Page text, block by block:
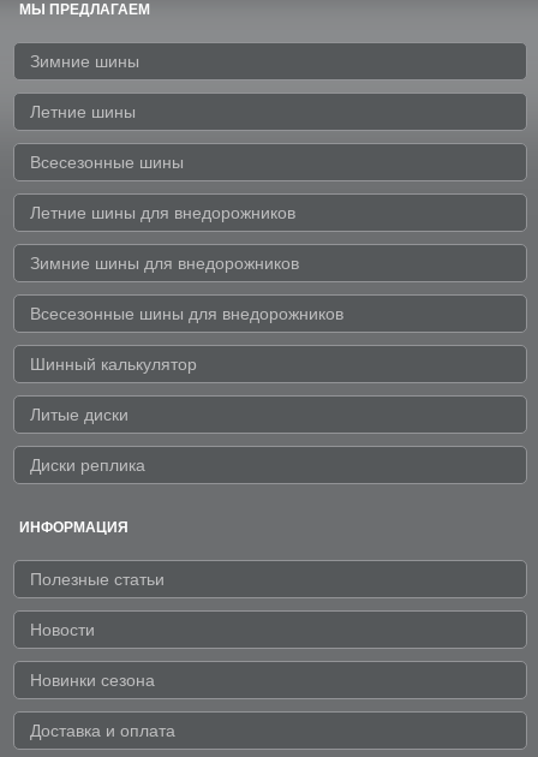
МЫ ПРЕДЛАГАЕМ
Зимние шины
Летние шины
Всесезонные шины
Летние шины для внедорожников
Зимние шины для внедорожников
Всесезонные шины для внедорожников
Шинный калькулятор
Литые диски
Диски реплика
ИНФОРМАЦИЯ
Полезные статьи
Новости
Новинки сезона
Доставка и оплата